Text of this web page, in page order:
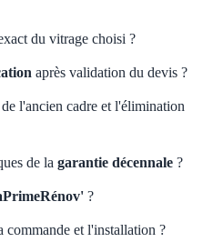
du vitrage choisi ?
après validation du devis ?
l'ancien cadre et l'élimination
de la garantie décennale ?
?
commande et l'installation ?